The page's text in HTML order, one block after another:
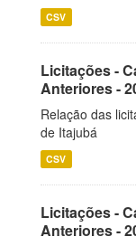
CSV
Licitações -
Anteriores -
Relação das
de Itajubá
CSV
Licitações -
Anteriores -